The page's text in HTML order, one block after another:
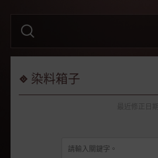
關
鍵
染料箱子